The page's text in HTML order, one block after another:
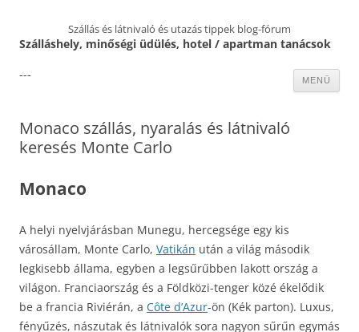
Szállás és látnivaló és utazás tippek blog-fórum
Szálláshely, minőségi üdülés, hotel / apartman tanácsok
MENÜ
---
Monaco szállás, nyaralás és látnivaló
keresés Monte Carlo
Monaco
A helyi nyelvjárásban Munegu, hercegsége egy kis
városállam, Monte Carlo, Vatikán után a világ második
legkisebb állama, egyben a legsűrűbben lakott ország a
világon. Franciaország és a Földközi-tenger közé ékelődik
be a francia Riviérán, a Côte d’Azur-ön (Kék parton). Luxus,
fényűzés, nászutak és látnivalók sora nagyon sűrűn egymás